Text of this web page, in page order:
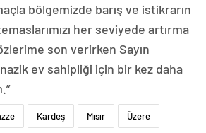
bölgemizde barış ve istikrarın
her seviyede artırma
son verirken Sayın
ev sahipliği için bir kez daha
Kardeş Mısır Üzere